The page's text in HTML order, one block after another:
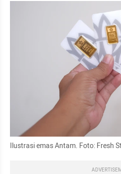
Ilustrasi emas Antam. Foto: Fresh